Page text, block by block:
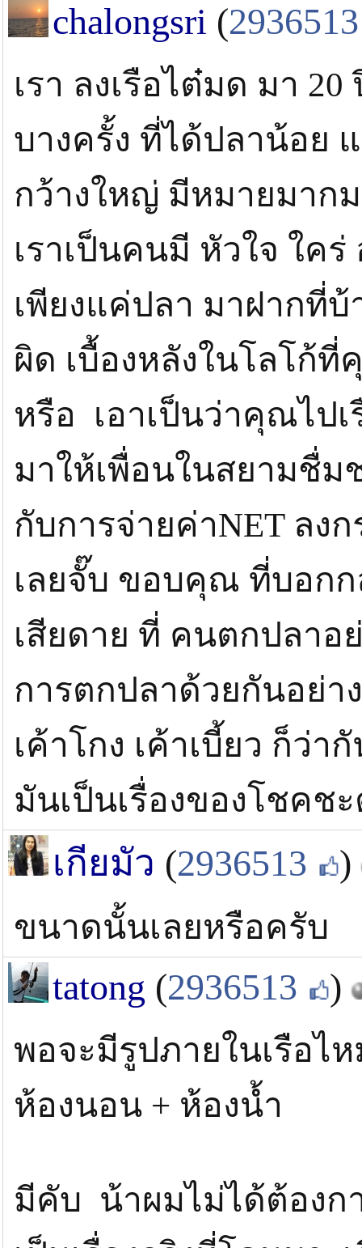
chalongsri (2936513
เรา ลงเรือไต๋มด มา
บางครั้ง ที่ได้ปลาน้อย
กว้างใหญ่ มีหมายมาก
เราเป็นคนมี หัวใจ ใค
เพียงแค่ปลา มาฝากที่บ้
ผิด เบื้องหลังในโลโก้ที่
หรือ เอาเป็นว่าคุณไป
มาให้เพื่อนในสยามชื่ม
กับการจ่ายค่าNET ลง
เลยจั๊บ ขอบคุณ ที่บอกก
เสียดาย ที่ คนตกปลาอ
การตกปลาด้วยกันอย่
เค้าโกง เค้าเบี้ยว ก็ว่
มันเป็นเรื่องของโชคช
เกียมัว (2936513 )
ขนาดนั้นเลยหรือครับ
tatong (2936513 )
พอจะมีรูปภายในเรือไ
ห้องนอน + ห้องน้ำ
มีคับ น้าผมไม่ได้ต้อง